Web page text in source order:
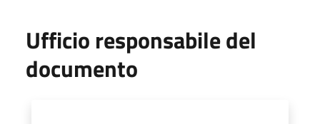
Ufficio responsabile del
documento